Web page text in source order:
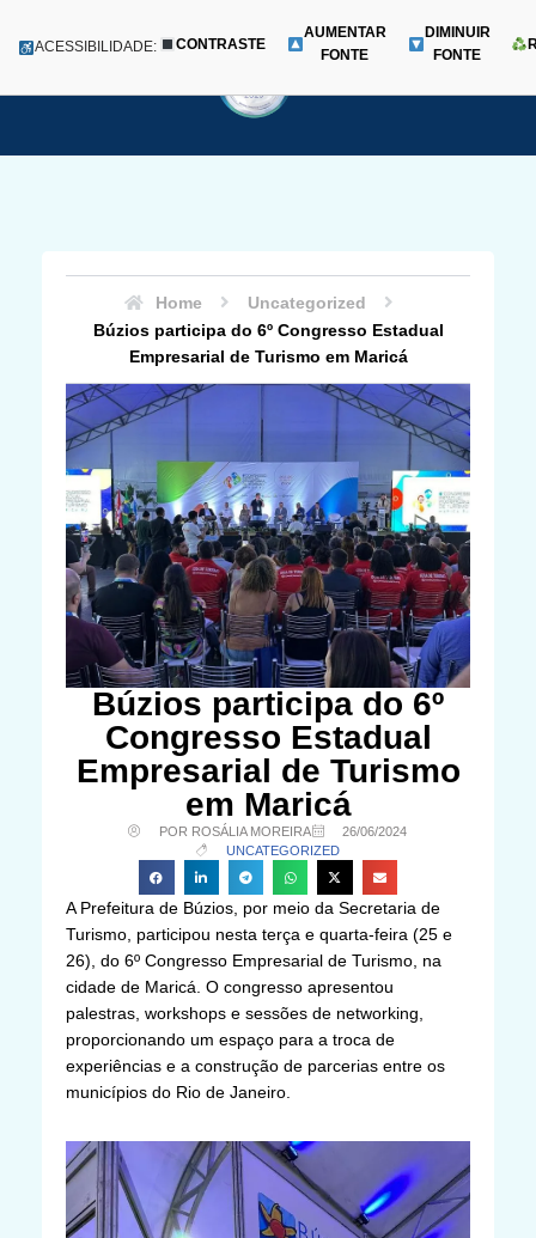
para
Menu
ACESSIBILIDADE: CONTRASTE
AUMENTAR
FONTE
DIMINUIR
FONTE
Home
Uncategorized
Búzios participa do 6º Congresso Estadual
Empresarial de Turismo em Maricá
Búzios participa do 6º
Congresso Estadual
Empresarial de Turismo
em Maricá
POR ROSÁLIA MOREIRA
26/06/2024
UNCATEGORIZED
A Prefeitura de Búzios, por meio da Secretaria de
Turismo, participou nesta terça e quarta-feira (25 e
26), do 6º Congresso Empresarial de Turismo, na
cidade de Maricá. O congresso apresentou
palestras, workshops e sessões de networking,
proporcionando um espaço para a troca de
experiências e a construção de parcerias entre os
municípios do Rio de Janeiro.